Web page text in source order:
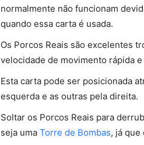
normalmente não funcionam
quando essa carta é usada.
Os Porcos Reais são excelentes
velocidade de movimento rápida
Esta carta pode ser posicionada
esquerda e as outras pela direita.
Soltar os Porcos Reais para
seja uma Torre de Bombas, já que